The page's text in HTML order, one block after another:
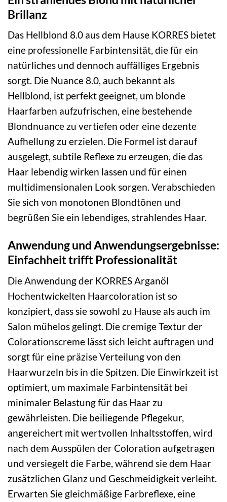
Brillanz
Das Hellblond 8.0 aus dem Hause KORRES bietet
eine professionelle Farbintensität, die für ein
natürliches und dennoch auffälliges Ergebnis
sorgt. Die Nuance 8.0, auch bekannt als
Hellblond, ist perfekt geeignet, um blonde
Haarfarben aufzufrischen, eine bestehende
Blondnuance zu vertiefen oder eine dezente
Aufhellung zu erzielen. Die Formel ist darauf
ausgelegt, subtile Reflexe zu erzeugen, die das
Haar lebendig wirken lassen und für einen
multidimensionalen Look sorgen. Verabschieden
Sie sich von monotonen Blondtönen und
begrüßen Sie ein lebendiges, strahlendes Haar.
Anwendung und Anwendungsergebnisse:
Einfachheit trifft Professionalität
Die Anwendung der KORRES Arganöl
Hochentwickelten Haarcoloration ist so
konzipiert, dass sie sowohl zu Hause als auch im
Salon mühelos gelingt. Die cremige Textur der
Colorationscreme lässt sich leicht auftragen und
sorgt für eine präzise Verteilung von den
Haarwurzeln bis in die Spitzen. Die Einwirkzeit ist
optimiert, um maximale Farbintensität bei
minimaler Belastung für das Haar zu
gewährleisten. Die beiliegende Pflegekur,
angereichert mit wertvollen Inhaltsstoffen, wird
nach dem Ausspülen der Coloration aufgetragen
und versiegelt die Farbe, während sie dem Haar
zusätzlichen Glanz und Geschmeidigkeit verleiht.
Erwarten Sie gleichmäßige Farbreflexe, eine